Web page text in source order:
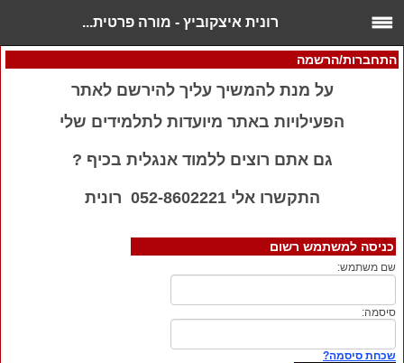
רונית איצקוביץ - מורה פרטית...
התחברות/הרשמה
על מנת להמשיך עליך להירשם לאתר
הפעילויות באתר מיועדות לתלמידים שלי
גם אתם רוצים ללמוד אנגלית בכיף ?
התקשרו אלי 052-8602221 רונית
כניסה למשתמש רשום
שם משתמש:
סיסמה:
שכחת סיסמה?